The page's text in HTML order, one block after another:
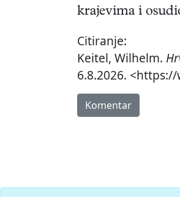
krajevima i
Citiranje:
Keitel, Wilhelm.
6.8.2026.
Komentar